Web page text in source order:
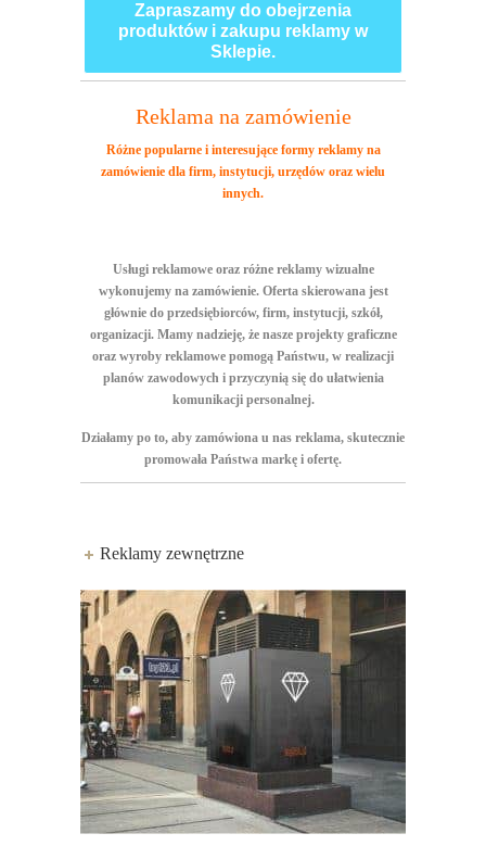
Zapraszamy do obejrzenia
produktów i zakupu reklamy w
Sklepie.
Reklama na zamówienie
Różne popularne i interesujące formy reklamy na
zamówienie dla firm, instytucji, urzędów oraz wielu
innych.
Usługi reklamowe oraz różne reklamy wizualne
wykonujemy na zamówienie. Oferta skierowana jest
głównie do przedsiębiorców, firm, instytucji, szkół,
organizacji. Mamy nadzieję, że nasze projekty graficzne
oraz wyroby reklamowe pomogą Państwu, w realizacji
planów zawodowych i przyczynią się do ułatwienia
komunikacji personalnej.
Działamy po to, aby zamówiona u nas reklama, skutecznie
promowała Państwa markę i ofertę.
Reklamy zewnętrzne